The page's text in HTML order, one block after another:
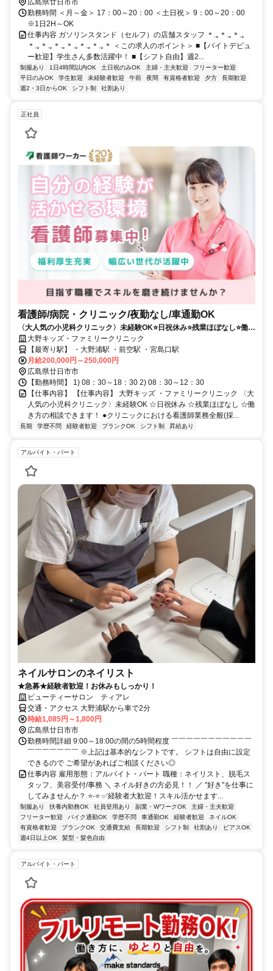
勤務時間 ＜月～金＞ 17：00～20：00 ＜土日祝＞ 9：00～20：00
※1日2H～OK
仕事内容 ガソリンスタンド（セルフ）の店舗スタッフ ＊.｡＊.｡＊.｡
＊.｡＊.｡＊.｡＊.｡＊.｡＊.｡＊ ＜この求人のポイント＞ ■【バイトデビュ
ー歓迎】学生さん多数活躍中！ ■【シフト自由】週2...
制服あり 1日4時間以内OK 土日祝のみOK 主婦・主夫歓迎
フリーター歓迎
平日のみOK
学生歓迎 未経験者歓迎 午前 夜間 有資格者歓迎 夕方
長期歓迎
週2・3日からOK
シフト制 社割あり
正社員
看護師/病院・クリニック/夜勤なし/車通勤OK
〈大人気の小児科クリニック〉未経験OK⭐日祝休み⭐残業ほぼなし⭐働き
方の相談できます❗️
大野キッズ・ファミリークリニック
【最寄り駅】 ・大野浦駅 ・前空駅 ・宮島口駅
月給200,000円～250,000円
広島県廿日市市
【勤務時間】 1) 08：30～18：30 2) 08：30～12：30
【仕事内容】 【仕事内容】 大野キッズ ・ファミリークリニック 〈大
人気の小児科クリニック〉未経験OK ☆日祝休み ☆残業ほぼなし ☆働
き方の相談できます！ ●クリニックにおける看護師業務全般(採...
長期 学歴不問 経験者歓迎 ブランクOK シフト制 昇給あり
アルバイト・パート
ネイルサロンのネイリスト
★急募★経験者歓迎！お休みもしっかり！
ビューティーサロン ティアレ
交通・アクセス 大野浦駅から車で2分
時給1,085円～1,800円
広島県廿日市市
勤務時間詳細 9:00～18:00の間の5時間程度 ￣￣￣￣￣￣￣￣￣￣￣
￣￣￣￣￣￣￣ ※上記は基本的なシフトです。 シフトは自由に設定
できるので ご希望があればご相談ください◎
仕事内容 雇用形態：アルバイト・パート 職種：ネイリスト、脱毛ス
タッフ、美容受付/事務 ＼ ネイル好きの方必見！！ ／ "好き"を仕事に
してみませんか？ ⭐-⭐ ✅経験者大歓迎！スキル活かせます...
制服あり 扶養内勤務OK 社員登用あり 副業・WワークOK
主婦・主夫歓迎
フリーター歓迎
バイク通勤OK 学歴不問 車通勤OK 経験者歓迎
ネイルOK
有資格者歓迎
ブランクOK 交通費支給 長期歓迎 シフト制 社割あり
ピアスOK
週4日以上OK
髪型・髪色自由
アルバイト・パート